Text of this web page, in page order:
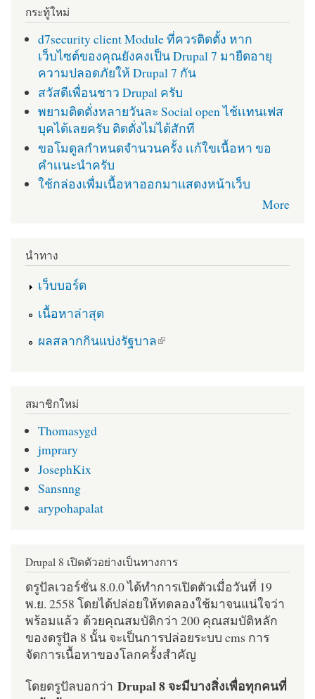
กระทู้ใหม่
d7security client Module ที่ควรติดตั้ง หาก
เว็บไซต์ของคุณยังคงเป็น Drupal 7 มายืดอายุ
ความปลอดภัยให้ Drupal 7 กัน
สวัสดีเพื่อนชาว Drupal ครับ
พยามติดตั่งหลายวันละ Social open ไช้เเทนเฟส
บุคได้เลยครับ ติดตั่งไม่ได้สักที
ขอโมดูลกำหนดจำนวนครั้ง เเก้ใขเนื้อหา ขอ
คำเเนะนำครับ
ใช้กล่องเพื่มเนื้อหาออกมาแสดงหน้าเว็บ
More
นำทาง
เว็บบอร์ด
เนื้อหาล่าสุด
ผลสลากกินแบ่งรัฐบาล
(link is external)
สมาชิกใหม่
Thomasygd
jmprary
JosephKix
Sansnng
arypohapalat
Drupal 8 เปิดตัวอย่างเป็นทางการ
ดรูปัลเวอร์ชั่น 8.0.0 ได้ทำการเปิดตัวเมื่อวันที่ 19
พ.ย. 2558 โดยได้ปล่อยให้ทดลองใช้มาจนแน่ใจว่า
พร้อมแล้ว ด้วยคุณสมบัติกว่า 200 คุณสมบัติหลัก
ของดรูปัล 8 นั้น จะเป็นการปล่อยระบบ cms การ
จัดการเนื้อหาของโลกครั้งสำคัญ
โดยดรูปัลบอกว่า Drupal 8 จะมีบางสิ่งเพื่อทุกคนที่